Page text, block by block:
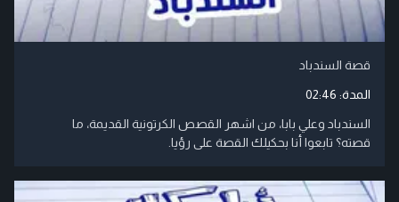
قصة السندباد
المدة: 02:46
السندباد وعلي بابا، من اشهر القصص الكرتونية القديمة، ما
قصته؟ تابعوا أنا بحكيلك القصة على رؤيا.